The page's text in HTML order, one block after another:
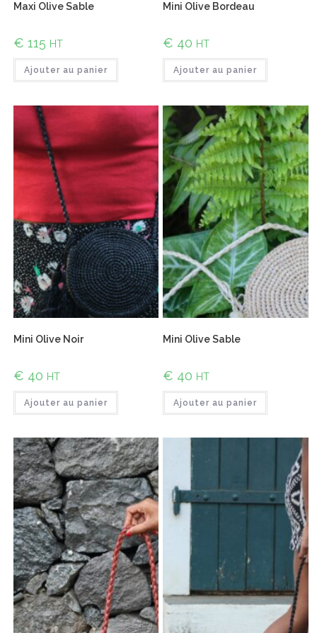
Maxi Olive Sable
€ 115 HT
Ajouter au panier
Mini Olive Bordeau
€ 40 HT
Ajouter au panier
Mini Olive Noir
€ 40 HT
Ajouter au panier
Mini Olive Sable
€ 40 HT
Ajouter au panier